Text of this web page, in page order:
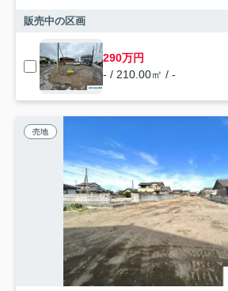
販売中の区画
290万円
- / 210.00㎡ / -
売地